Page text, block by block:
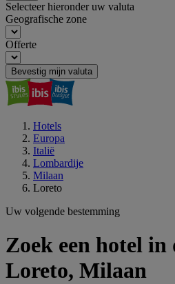
Selecteer hieronder uw valuta
Geografische zone
Offerte
Bevestig mijn valuta
Hotels
Europa
Italië
Lombardije
Milaan
Loreto
Uw volgende bestemming
Zoek een hotel
Loreto, Milaan